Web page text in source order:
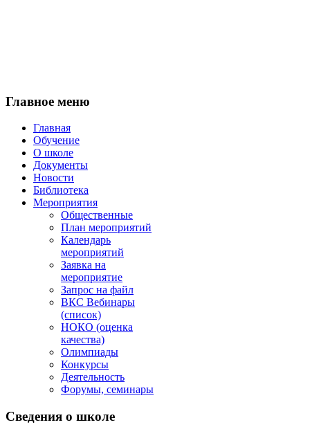
Главное меню
Главная
Обучение
О школе
Документы
Новости
Библиотека
Мероприятия
Общественные
План мероприятий
Календарь
мероприятий
Заявка на
мероприятие
Запрос на файл
ВКС Вебинары
(список)
НОКО (оценка
качества)
Олимпиады
Конкурсы
Деятельность
Форумы, семинары
Сведения о школе